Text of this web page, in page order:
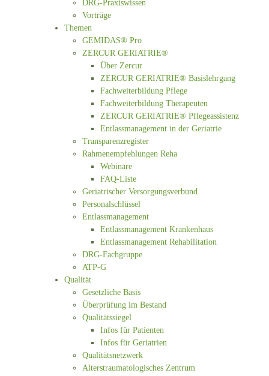
DRG-Praxiswissen
Vorträge
Themen
GEMIDAS® Pro
ZERCUR GERIATRIE®
Über Zercur
ZERCUR GERIATRIE® Basislehrgang
Fachweiterbildung Pflege
Fachweiterbildung Therapeuten
ZERCUR GERIATRIE® Pflegeassistenz
Entlassmanagement in der Geriatrie
Transparenzregister
Rahmenempfehlungen Reha
Webinare
FAQ-Liste
Geriatrischer Versorgungsverbund
Personalschlüssel
Entlassmanagement
Entlassmanagement Krankenhaus
Entlassmanagement Rehabilitation
DRG-Fachgruppe
ATP-G
Qualität
Gesetzliche Basis
Überprüfung im Bestand
Qualitätssiegel
Infos für Patienten
Infos für Geriatrien
Qualitätsnetzwerk
Alterstraumatologisches Zentrum